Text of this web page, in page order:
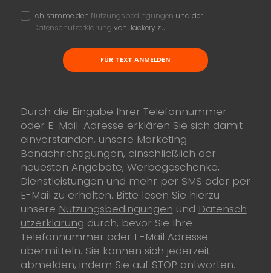
Ich stimme den Nutzungsbedingungen und der
Datenschutzerklärung von Jackery zu.
FÜR TEXT ANMELDEN
Durch die Eingabe Ihrer Telefonnummer
oder E-Mail-Adresse erklären Sie sich damit
einverstanden, unsere Marketing-
Benachrichtigungen, einschließlich der
neuesten Angebote, Werbegeschenke,
Dienstleistungen und mehr per SMS oder per
E-Mail zu erhalten. Bitte lesen Sie hierzu
unsere Nutzungsbedingungen und Datensch
utzerklärung durch, bevor Sie Ihre
Telefonnummer oder E-Mail Adresse
übermitteln. Sie können sich jederzeit
abmelden, indem Sie auf STOP antworten.